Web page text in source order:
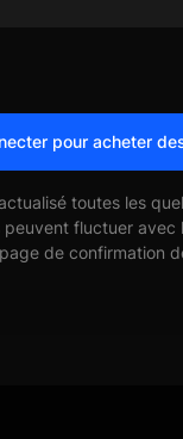
pour acheter
toutes les
fluctuer avec
de confirmation